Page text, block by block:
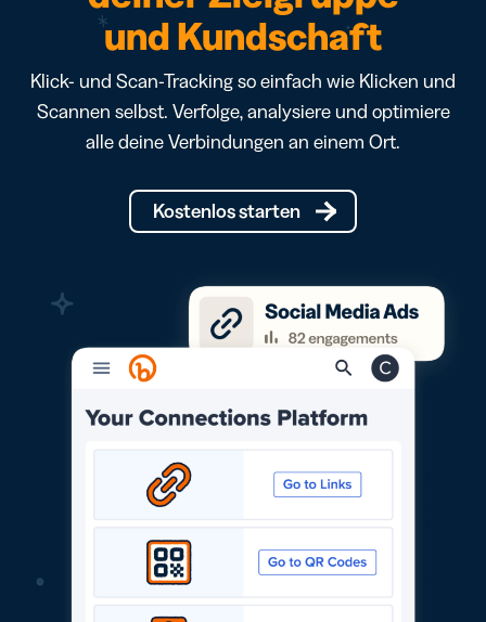
und Kundschaft
Klick- und Scan-Tracking so einfach wie Klicken und
Scannen selbst. Verfolge, analysiere und optimiere
alle deine Verbindungen an einem Ort.
Kostenlos starten